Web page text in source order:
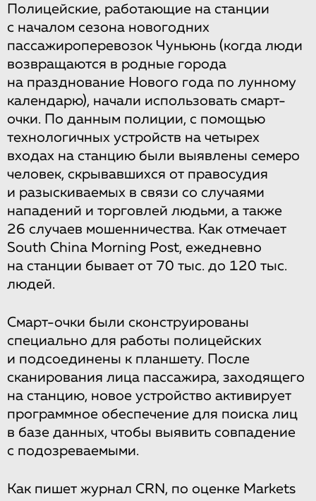
Полицейские, работающие на станции
с началом сезона новогодних
пассажироперевозок Чуньюнь (когда люди
возвращаются в родные города
на празднование Нового года по лунному
календарю), начали использовать смарт-
очки. По данным полиции, с помощью
технологичных устройств на четырех
входах на станцию были выявлены семеро
человек, скрывавшихся от правосудия
и разыскиваемых в связи со случаями
нападений и торговлей людьми, а также
26 случаев мошенничества. Как отмечает
South China Morning Post, ежедневно
на станции бывает от 70 тыс. до 120 тыс.
людей.
Смарт-очки были сконструированы
специально для работы полицейских
и подсоединены к планшету. После
сканирования лица пассажира, заходящего
на станцию, новое устройство активирует
программное обеспечение для поиска лиц
в базе данных, чтобы выявить совпадение
с подозреваемыми.
Как пишет журнал CRN, по оценке Markets